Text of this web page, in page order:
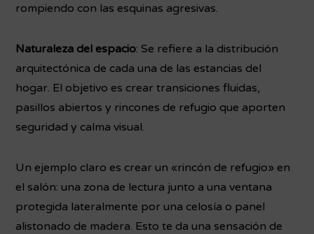
rompiendo con las esquinas agresivas.
Naturaleza del espacio: Se refiere a la distribución
arquitectónica de cada una de las estancias del
hogar. El objetivo es crear transiciones fluidas,
pasillos abiertos y rincones de refugio que aporten
seguridad y calma visual.
Un ejemplo claro es crear un «rincón de refugio» en
el salón: una zona de lectura junto a una ventana
protegida lateralmente por una celosía o panel
alistonado de madera. Esto te da una sensación de